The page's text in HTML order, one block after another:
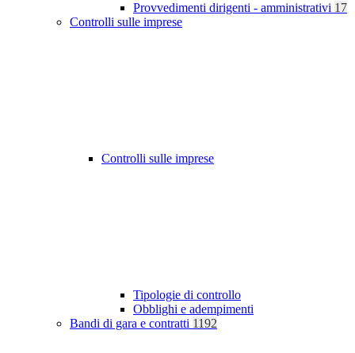
Provvedimenti dirigenti - amministrativi 17
Controlli sulle imprese
Controlli sulle imprese
Tipologie di controllo
Obblighi e adempimenti
Bandi di gara e contratti 1192